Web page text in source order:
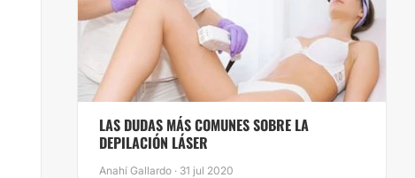
LAS DUDAS MÁS COMUNES SOBRE LA
DEPILACIÓN LÁSER
Anahí Gallardo · 31 jul 2020